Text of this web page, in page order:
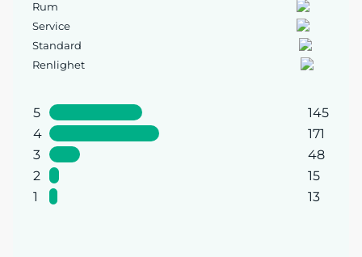
Rum
Service
Standard
Renlighet
5
145
4
171
3
48
2
15
1
13